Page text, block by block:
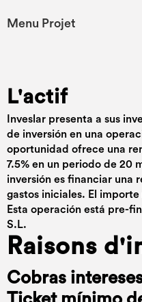
Menu Projet
L'actif
Inveslar presenta a sus
de inversión en una
oportunidad ofrece una
7.5% en un periodo de 20
inversión es financiar una
gastos iniciales. El
Esta operación está pre-
S.L.
Raisons
Cobras